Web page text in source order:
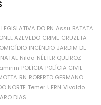
DO RN Assu BATATA
AZEVEDO CRIME CRUZETA
INCÊNDIO JARDIM DE
NATAL Nilda NÉLTER QUEIROZ
POLÍCIA POLÍCIA CIVIL
RN ROBERTO GERMANO
NORTE Temer UFRN Vivaldo
DIAS